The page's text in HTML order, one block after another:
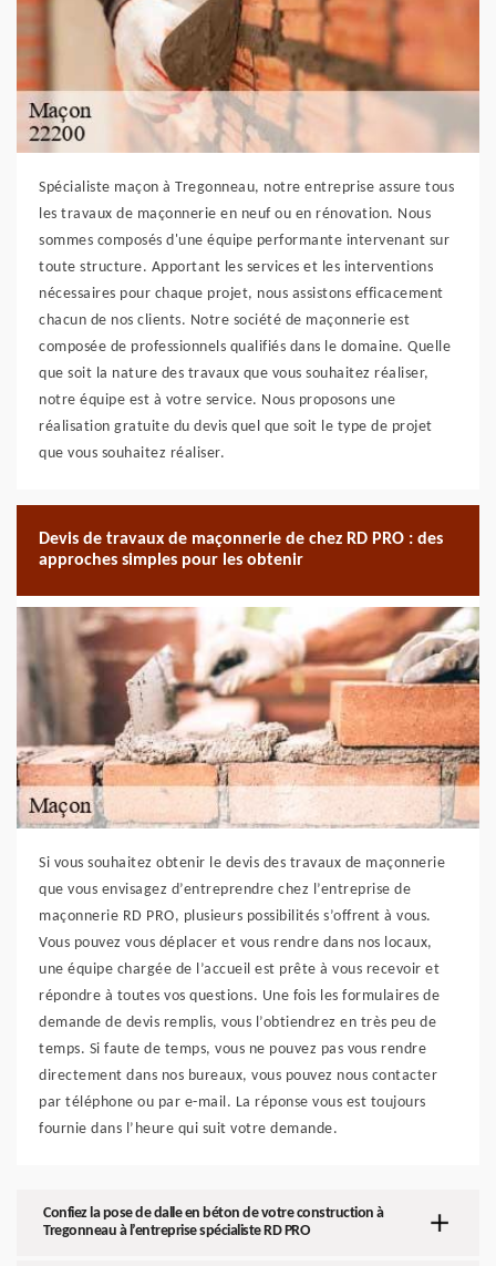
Spécialiste maçon à Tregonneau, notre entreprise assure tous
les travaux de maçonnerie en neuf ou en rénovation. Nous
sommes composés d'une équipe performante intervenant sur
toute structure. Apportant les services et les interventions
nécessaires pour chaque projet, nous assistons efficacement
chacun de nos clients. Notre société de maçonnerie est
composée de professionnels qualifiés dans le domaine. Quelle
que soit la nature des travaux que vous souhaitez réaliser,
notre équipe est à votre service. Nous proposons une
réalisation gratuite du devis quel que soit le type de projet
que vous souhaitez réaliser.
Devis de travaux de maçonnerie de chez RD PRO : des
approches simples pour les obtenir
Si vous souhaitez obtenir le devis des travaux de maçonnerie
que vous envisagez d’entreprendre chez l’entreprise de
maçonnerie RD PRO, plusieurs possibilités s’offrent à vous.
Vous pouvez vous déplacer et vous rendre dans nos locaux,
une équipe chargée de l’accueil est prête à vous recevoir et
répondre à toutes vos questions. Une fois les formulaires de
demande de devis remplis, vous l’obtiendrez en très peu de
temps. Si faute de temps, vous ne pouvez pas vous rendre
directement dans nos bureaux, vous pouvez nous contacter
par téléphone ou par e-mail. La réponse vous est toujours
fournie dans l’heure qui suit votre demande.
Confiez la pose de dalle en béton de votre construction à
Tregonneau à l’entreprise spécialiste RD PRO